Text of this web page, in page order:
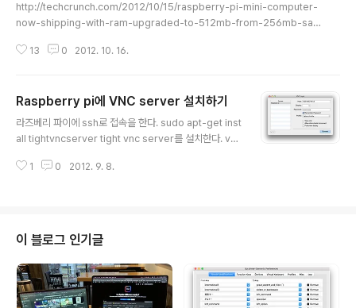
http://techcrunch.com/2012/10/15/raspberry-pi-mini-computer-
now-shipping-with-ram-upgraded-to-512mb-from-256mb-sa
식. 이제 구입 하실려고 하시는분들은 좋은 소식이네요 :-) 저는 낭패입니다. 라
해소 되었군요...; 하지만 다시 사기엔 좀 무리인듯.
13 0 2012. 10. 16.
Raspberry pi에 VNC server 설치하기
라즈베리 파이에 ssh로 접속을 한다. sudo apt-get inst
all tightvncserver tight vnc server를 설치한다. vnc
format rgb565 vnc server를 구동한후 비밀번호를 설
ation... DoneThe following extra packages will b
e installed: x11-xserver-utils xfonts-base xfo..
1 0 2012. 9. 8.
이 블로그 인기글